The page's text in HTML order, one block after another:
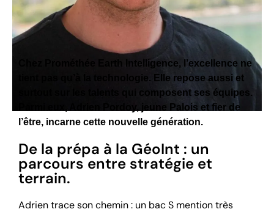
Prométhée Earth Intelligence, l’excellence ne
tient pas qu’à la technologie. Elle repose aussi et
surtout sur les talents qui composent ses équipes.
Parmi eux, Adrien Pordoy, jeune Palois et fier de
l’être, incarne cette nouvelle génération.
De la prépa à la GéoInt : un
parcours entre stratégie et
terrain.
Adrien trace son chemin : un bac S mention très